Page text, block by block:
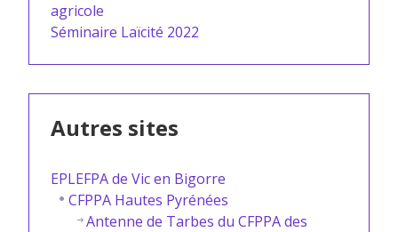
agricole
Séminaire Laïcité 2022
Autres sites
EPLEFPA de Vic en Bigorre
CFPPA Hautes Pyrénées
Antenne de Tarbes du CFPPA des